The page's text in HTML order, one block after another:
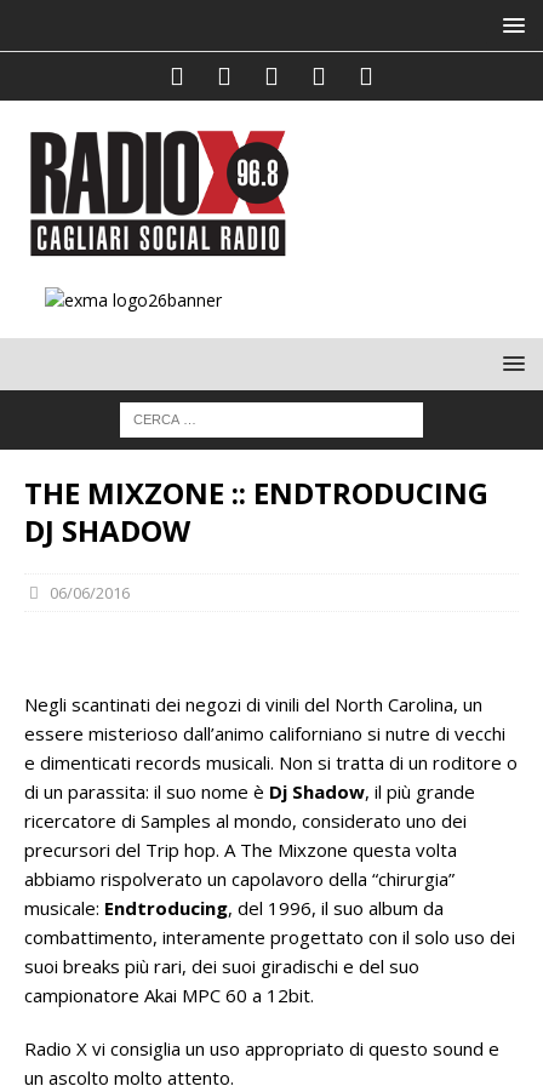
THE MIXZONE :: ENDTRODUCING
DJ SHADOW
06/06/2016
Negli scantinati dei negozi di vinili del North Carolina, un
essere misterioso dall’animo californiano si nutre di vecchi
e dimenticati records musicali. Non si tratta di un roditore o
di un parassita: il suo nome è Dj Shadow, il più grande
ricercatore di Samples al mondo, considerato uno dei
precursori del Trip hop. A The Mixzone questa volta
abbiamo rispolverato un capolavoro della “chirurgia”
musicale: Endtroducing, del 1996, il suo album da
combattimento, interamente progettato con il solo uso dei
suoi breaks più rari, dei suoi giradischi e del suo
campionatore Akai MPC 60 a 12bit.
Radio X vi consiglia un uso appropriato di questo sound e
un ascolto molto attento.